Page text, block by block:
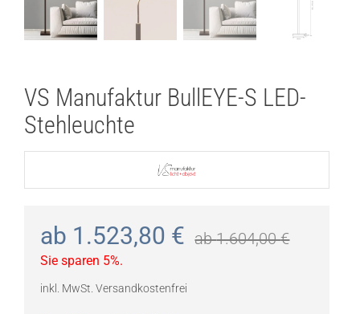
VS Manufaktur BullEYE-S LED-
Stehleuchte
ab 1.523,80 € ab1.604,00€
Sie sparen 5%.
inkl. MwSt. Versandkostenfrei